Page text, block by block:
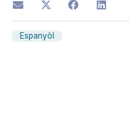
Espanyòl